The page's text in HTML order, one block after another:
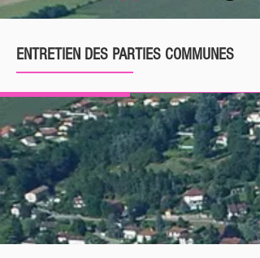
ENTRETIEN DES PARTIES COMMUNES